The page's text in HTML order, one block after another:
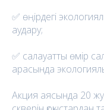
✅ өңірдегі
аудару;
✅ салауатты өмір
арасында
Акция аясында 20